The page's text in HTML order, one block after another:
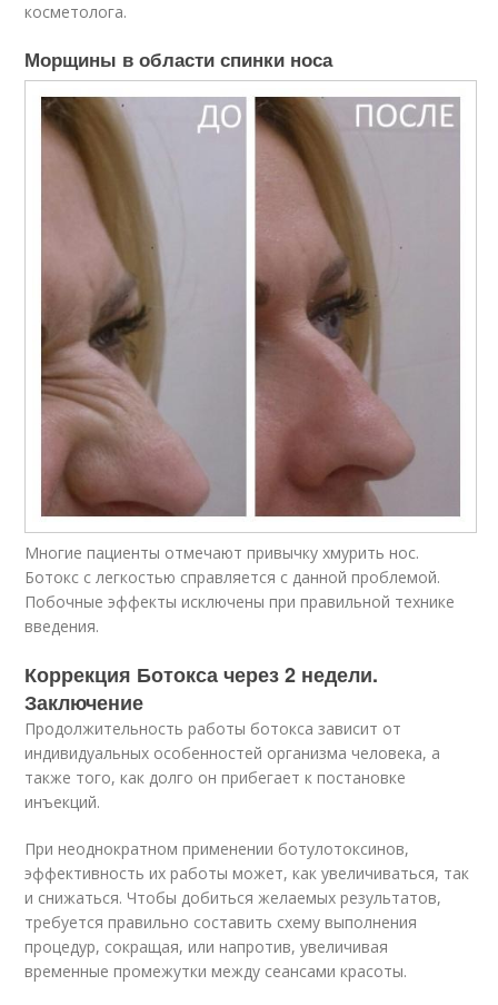
косметолога.
Морщины в области спинки носа
Многие пациенты отмечают привычку хмурить нос.
Ботокс с легкостью справляется с данной проблемой.
Побочные эффекты исключены при правильной технике
введения.
Коррекция Ботокса через 2 недели.
Заключение
Продолжительность работы ботокса зависит от
индивидуальных особенностей организма человека, а
также того, как долго он прибегает к постановке
инъекций.
При неоднократном применении ботулотоксинов,
эффективность их работы может, как увеличиваться, так
и снижаться. Чтобы добиться желаемых результатов,
требуется правильно составить схему выполнения
процедур, сокращая, или напротив, увеличивая
временные промежутки между сеансами красоты.